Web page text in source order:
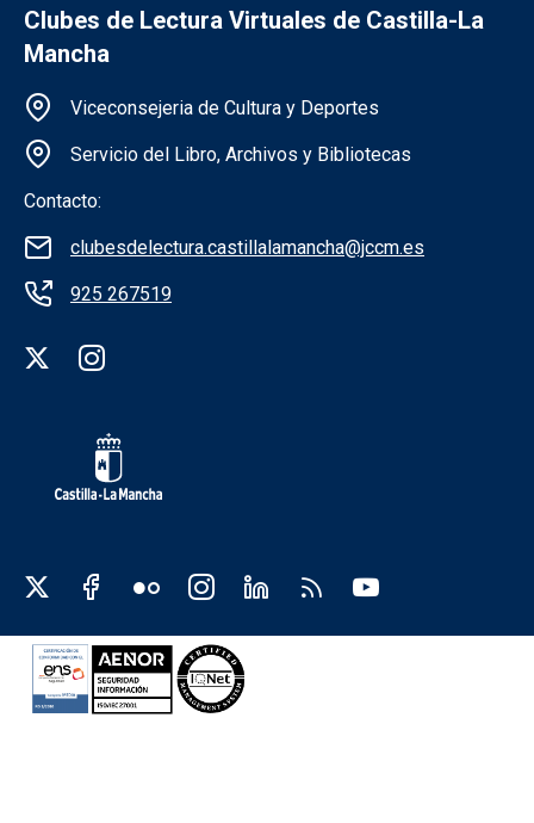
Clubes de Lectura Virtuales de Castilla-La
Mancha
Información de la institución
Viceconsejeria de Cultura y Deportes
Servicio del Libro, Archivos y Bibliotecas
Contacto:
clubesdelectura.castillalamancha@jccm.es
925 267519
Redes sociales institución
Redes sociales JCCM